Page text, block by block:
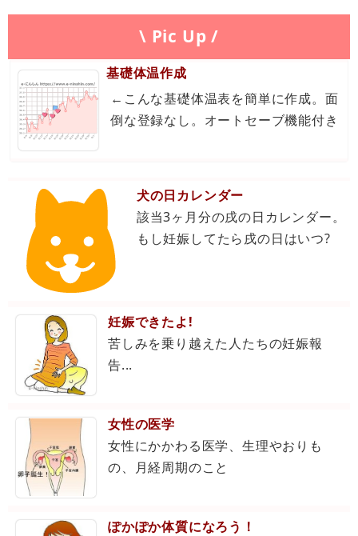
\ Pic Up /
基礎体温作成
←こんな基礎体温表を簡単に作成。面
倒な登録なし。オートセーブ機能付き
犬の日カレンダー
該当3ヶ月分の戌の日カレンダー。
もし妊娠してたら戌の日はいつ?
妊娠できたよ!
苦しみを乗り越えた人たちの妊娠報
告...
女性の医学
女性にかかわる医学、生理やおりも
の、月経周期のこと
ぽかぽか体質になろう！